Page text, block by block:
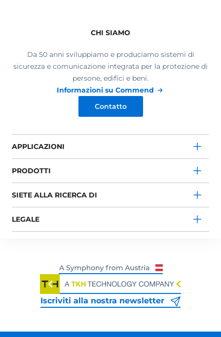
CHI SIAMO
Da 50 anni sviluppiamo e produciamo sistemi di
sicurezza e comunicazione integrata per la protezione di
persone, edifici e beni.
Informazioni su Commend
Contatto
APPLICAZIONI
PRODOTTI
SIETE ALLA RICERCA DI
LEGALE
Iscriviti alla nostra newsletter